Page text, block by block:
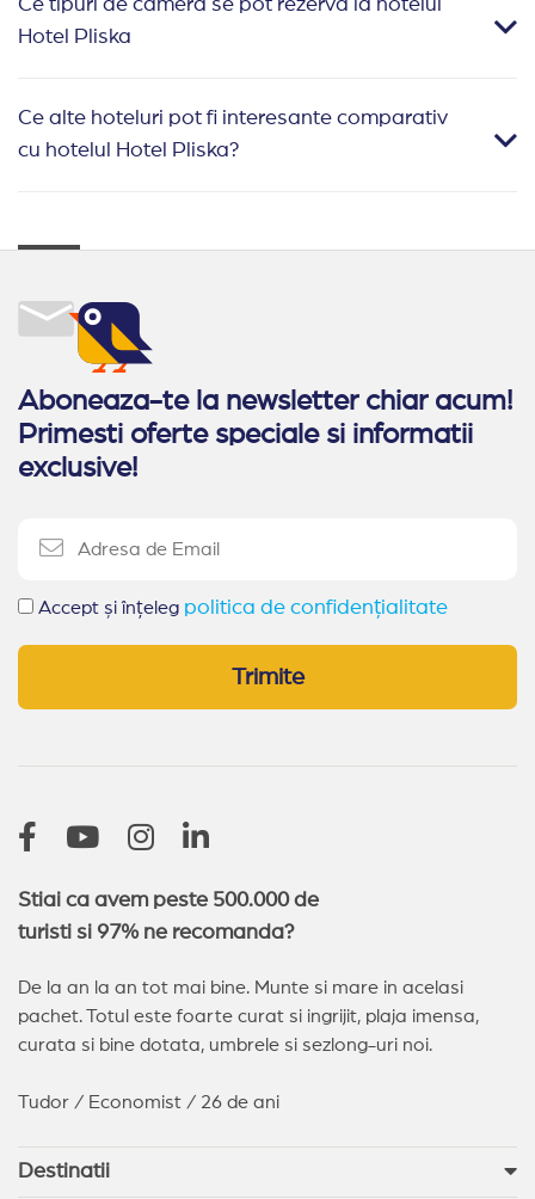
Hotel Pliska
Ce alte hoteluri pot fi interesante comparativ
cu hotelul Hotel Pliska?
Aboneaza-te la newsletter chiar acum!
Primesti oferte speciale si informatii
exclusive!
Accept și înțeleg politica de confidențialitate
Trimite
Stiai ca avem peste 500.000 de
turisti si 97% ne recomanda?
De la an la an tot mai bine. Munte si mare in acelasi
pachet. Totul este foarte curat si ingrijit, plaja imensa,
curata si bine dotata, umbrele si sezlong-uri noi.
Tudor / Economist / 26 de ani
Destinatii